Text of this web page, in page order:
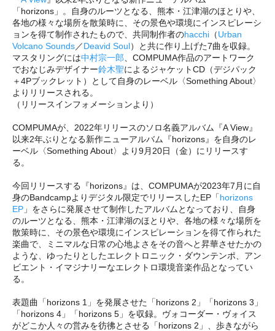
「horizons」。自身のルーツとなる、熊本・江津湖のほとりや、
各地の様々な場所を散策時に、その景色や環境にインスピレーシ
ョンを得て制作されたもので、共同制作者のhacchi （Urban
Volcano Sounds／Deavid Soul）と共に作り上げた7曲を収録。
マスタリングには中村宗一郎 、COMPUMA作品のアートワーク
でおなじみデザイナー鈴木聖によるジャケットCD（デジパック
＋4Pブックレット）として自身のレーベル〈Something About〉
よりリリースされる。
（リリースインフォメーションより）
COMPUMAが、2022年リリースのソロ名義アルバム『A View』
以来2年ぶりとなる新作ニューアルバム『horizons』を自身のレ
ーベル〈Something About〉より9月20日（金）にリリースす
る。
今回リリースする『horizons』は、COMPUMAが2023年7月に自
身のBandcampよりデジタル限定でリリースしたEP「horizons
EP 」をさらに発展させて制作したアルバムとなっており、自身
のルーツとなる、熊本・江津湖のほとりや、各地の様々な場所を
散策時に、その景色や環境にインスピレーションを得て作られた
楽曲で、ミニマルな日常の心地よさをその音へと昇華させたかの
ような、ゆったりとしたエレクトロニック・ダウンテンポ、アン
ビエント・イマジナリーなエレクトロ環境音楽作品となってい
る。
表題曲「horizons 1」を発展させた「horizons 2」「horizons 3」
「horizons 4」「horizons 5」を収録。ヴォコーダー・ヴォイス
がどこか人々の営みを彷彿とさせる「horizons 2」、歩きながら